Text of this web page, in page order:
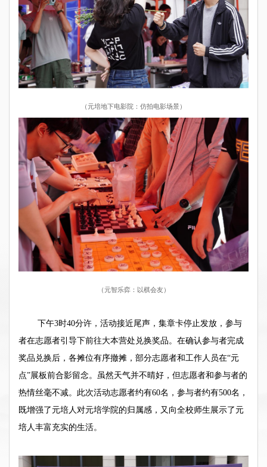
（元培地下电影院：仿拍电影场景）
（元智乐弈：以棋会友）
下午3时40分许，活动接近尾声，集章卡停止发放，参与
者在志愿者引导下前往大本营处兑换奖品。在确认参与者完成
奖品兑换后，各摊位有序撤摊，部分志愿者和工作人员在“元
点”展板前合影留念。 虽然天气并不晴好，但志愿者和参与者的
热情丝毫不减。此次活动志愿者约有60名，参与者约有500名，
既增强了元培人对元培学院的归属感，又向全校师生展示了元
培人丰富充实的生活。